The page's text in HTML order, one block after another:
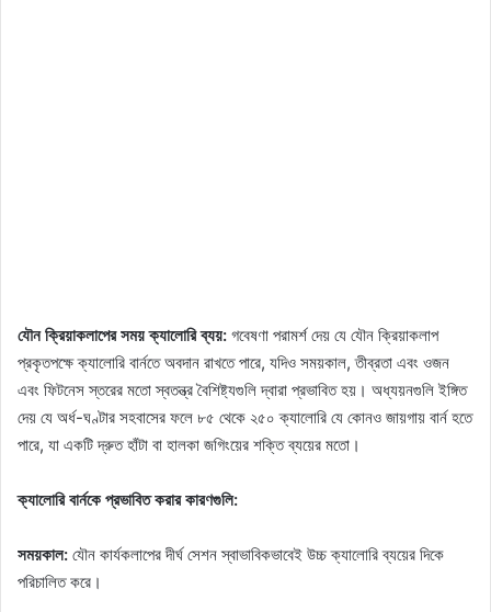
যৌন ক্রিয়াকলাপের সময় ক্যালোরি ব্যয়: গবেষণা পরামর্শ দেয় যে যৌন ক্রিয়াকলাপ
প্রকৃতপক্ষে ক্যালোরি বার্নতে অবদান রাখতে পারে, যদিও সময়কাল, তীব্রতা এবং ওজন
এবং ফিটনেস স্তরের মতো স্বতন্ত্র বৈশিষ্ট্যগুলি দ্বারা প্রভাবিত হয়। অধ্যয়নগুলি ইঙ্গিত
দেয় যে অর্ধ-ঘণ্টার সহবাসের ফলে ৮৫ থেকে ২৫০ ক্যালোরি যে কোনও জায়গায় বার্ন হতে
পারে, যা একটি দ্রুত হাঁটা বা হালকা জগিংয়ের শক্তি ব্যয়ের মতো।
ক্যালোরি বার্নকে প্রভাবিত করার কারণগুলি:
সময়কাল: যৌন কার্যকলাপের দীর্ঘ সেশন স্বাভাবিকভাবেই উচ্চ ক্যালোরি ব্যয়ের দিকে
পরিচালিত করে।